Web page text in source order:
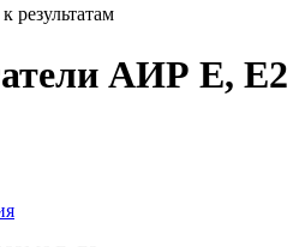
результатам
АИР Е, Е2